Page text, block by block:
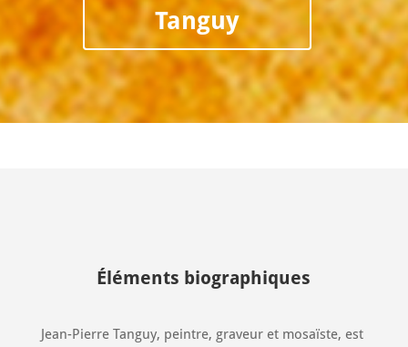
Tanguy
Éléments biographiques
Jean-Pierre Tanguy, peintre, graveur et mosaïste, est